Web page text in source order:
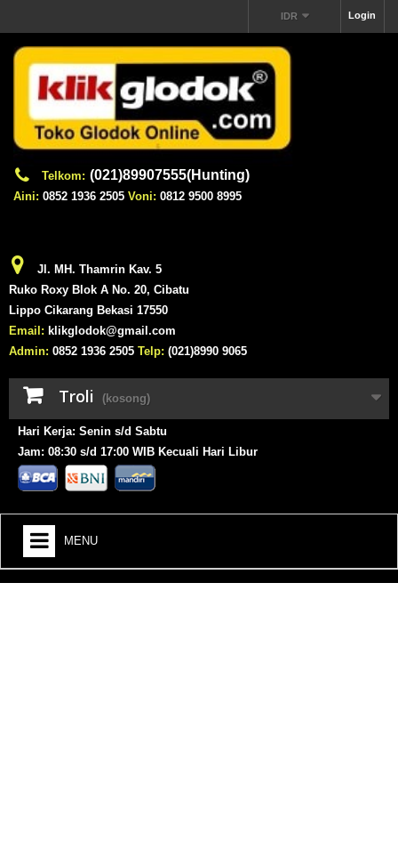
Login
IDR
Telkom: (021)89907555(Hunting)
Aini: 0852 1936 2505 Voni: 0812 9500 8995
Jl. MH. Thamrin Kav. 5
Ruko Roxy Blok A No. 20, Cibatu
Lippo Cikarang Bekasi 17550
Email: klikglodok@gmail.com
Admin: 0852 1936 2505 Telp: (021)8990 9065
Troli (kosong)
Hari Kerja: Senin s/d Sabtu
Jam: 08:30 s/d 17:00 WIB Kecuali Hari Libur
MENU